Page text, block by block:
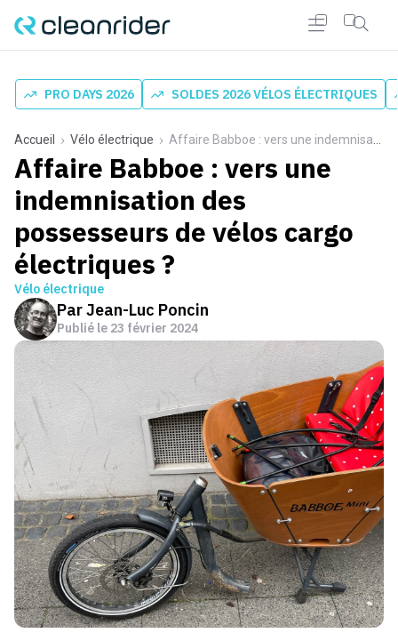
PRO DAYS 2026 SOLDES 2026 VÉLOS ÉLECTRIQUES
Accueil Vélo électrique Affaire Babboe : vers une indemnisation des possesseurs de vélos cargo électriques ?
Affaire Babboe : vers une
indemnisation des
possesseurs de vélos cargo
électriques ?
Vélo électrique
ParJean-Luc Poncin
Publié le 23 février 2024